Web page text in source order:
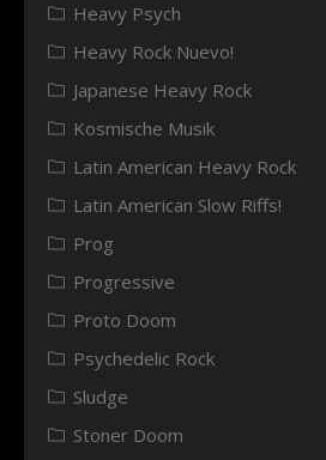
Heavy Psych
Heavy Rock Nuevo!
Japanese Heavy Rock
Kosmische Musik
Latin American Heavy Rock
Latin American Slow Riffs!
Prog
Progressive
Proto Doom
Psychedelic Rock
Sludge
Stoner Doom